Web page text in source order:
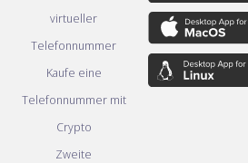
virtueller
Telefonnummer
Kaufe eine
Telefonnummer mit
Crypto
Zweite